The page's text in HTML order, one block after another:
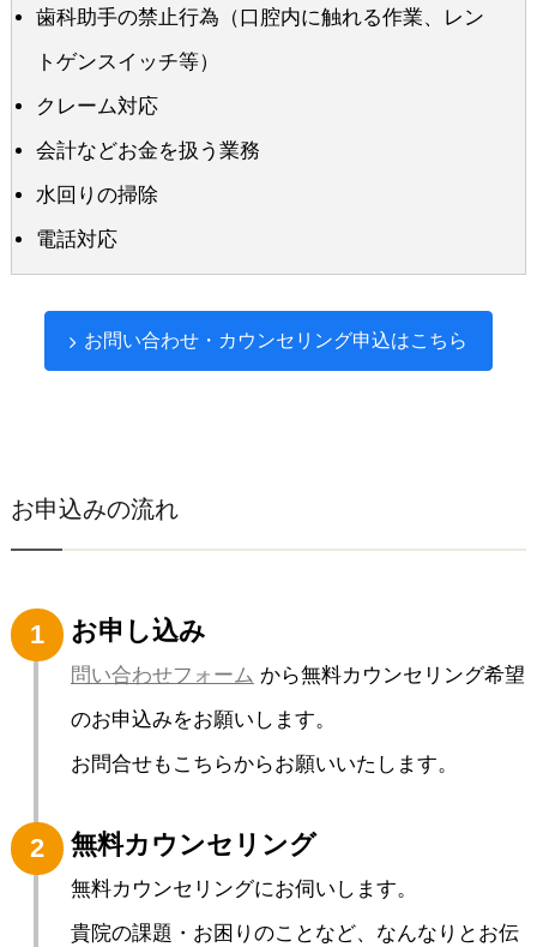
歯科助手の禁止行為（口腔内に触れる作業、レン
トゲンスイッチ等）
クレーム対応
会計などお金を扱う業務
水回りの掃除
電話対応
お問い合わせ・カウンセリング申込はこちら
お申込みの流れ
1 お申し込み
問い合わせフォーム から無料カウンセリング希望
のお申込みをお願いします。
お問合せもこちらからお願いいたします。
2 無料カウンセリング
無料カウンセリングにお伺いします。
貴院の課題・お困りのことなど、なんなりとお伝